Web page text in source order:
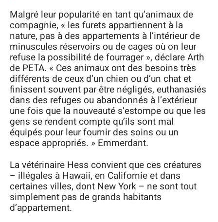
Malgré leur popularité en tant qu’animaux de
compagnie, « les furets appartiennent à la
nature, pas à des appartements à l’intérieur de
minuscules réservoirs ou de cages où on leur
refuse la possibilité de fourrager », déclare Arth
de PETA. « Ces animaux ont des besoins très
différents de ceux d’un chien ou d’un chat et
finissent souvent par être négligés, euthanasiés
dans des refuges ou abandonnés à l’extérieur
une fois que la nouveauté s’estompe ou que les
gens se rendent compte qu’ils sont mal
équipés pour leur fournir des soins ou un
espace appropriés. » Emmerdant.
La vétérinaire Hess convient que ces créatures
– illégales à Hawaii, en Californie et dans
certaines villes, dont New York – ne sont tout
simplement pas de grands habitants
d’appartement.